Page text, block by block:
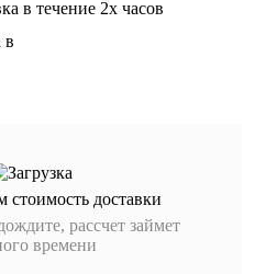
в
стоимость доставки
рассчет займет
времени